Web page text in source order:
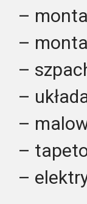
–
–
–
–
–
–
–